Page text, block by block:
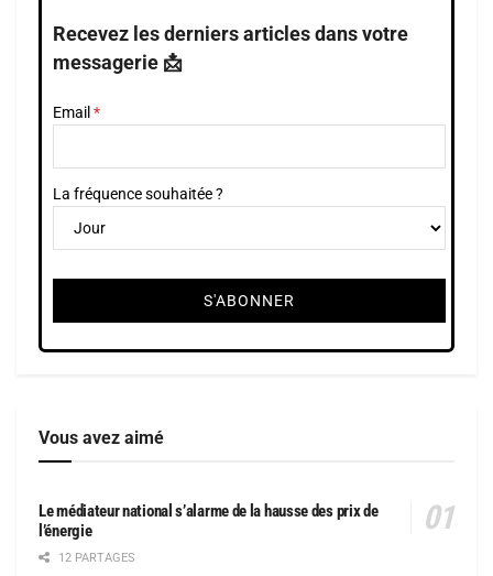
Recevez les derniers articles dans votre
messagerie 📩
Email
La fréquence souhaitée ?
Vous avez aimé
Le médiateur national s’alarme de la hausse des prix de
l’énergie
12 PARTAGES